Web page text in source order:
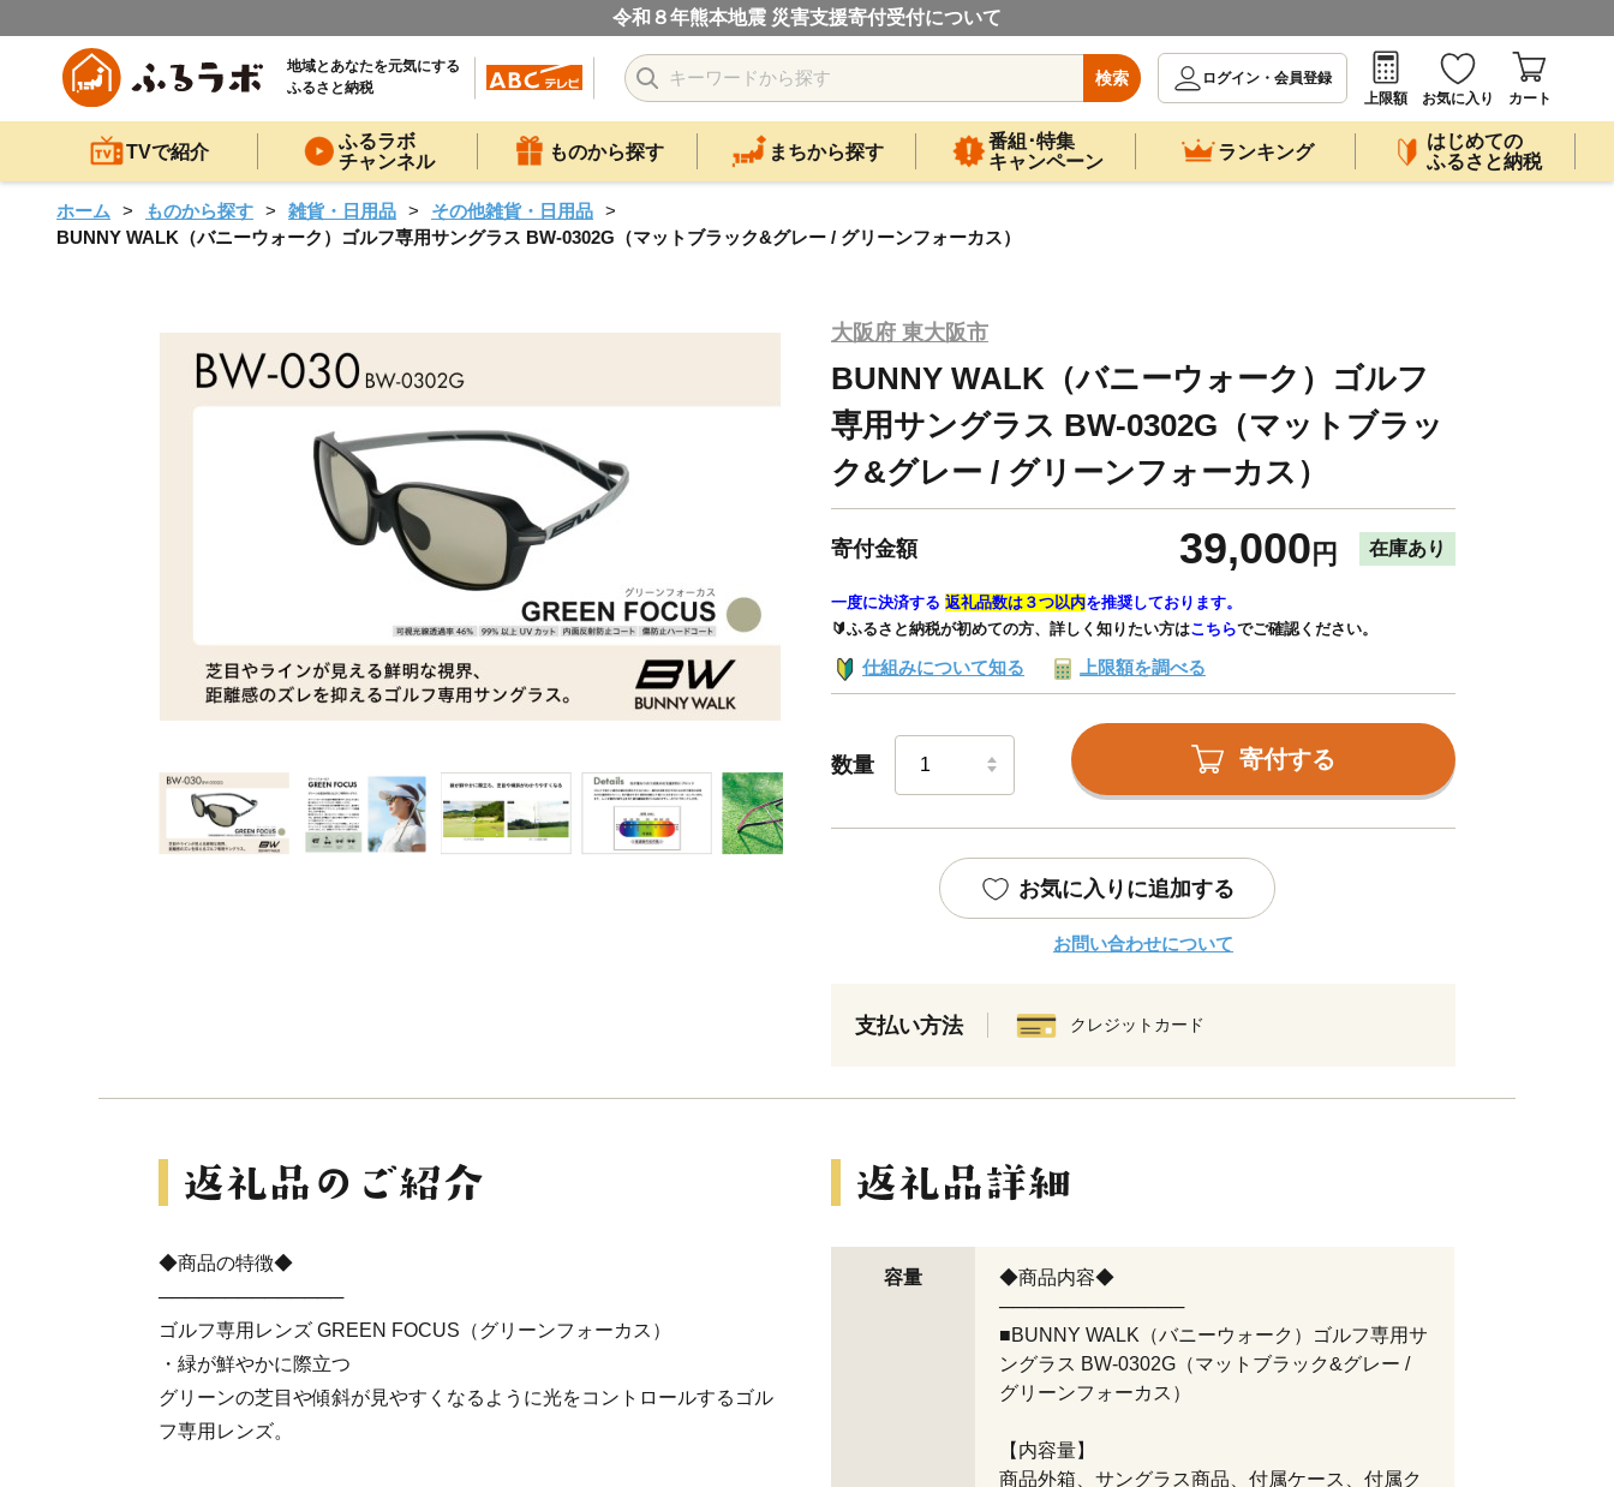
令和８年熊本地震 災害支援寄付受付について
地域とあなたを元気にする
ふるさと納税
検索
ログイン・会員登録
上限額
お気に入り カート
TVで紹介
ふるラボ
チャンネル
ものから探す まちから探す
番組･特集
キャンペーン
ランキング
はじめての
ふるさと納税
ホーム ものから探す 雑貨・日用品
その他雑貨・日用品
BUNNY WALK（バニーウォーク）ゴルフ専用サングラス BW-0302G（マットブラック&グレー / グリーンフォーカス）
大阪府 東大阪市
BUNNY WALK（バニーウォーク）ゴルフ
専用サングラス BW-0302G（マットブラッ
ク&グレー / グリーンフォーカス）
寄付金額 39,000 円 在庫あり
一度に決済する 返礼品数は３つ以内を推奨しております。
🔰ふるさと納税が初めての方、詳しく知りたい方はこちらでご確認ください。
仕組みについて知る 上限額を調べる
数量 寄付する
お気に入りに追加する
お問い合わせについて
支払い方法 クレジットカード
◆商品の特徴◆
──────────────
ゴルフ専用レンズ GREEN FOCUS（グリーンフォーカス）
・緑が鮮やかに際立つ
グリーンの芝目や傾斜が見やすくなるように光をコントロールするゴル
フ専用レンズ。
容量
◆商品内容◆
──────────────
■BUNNY WALK（バニーウォーク）ゴルフ専用サ
ングラス BW-0302G（マットブラック&グレー /
グリーンフォーカス）
【内容量】
商品外箱、サングラス商品、付属ケース、付属ク